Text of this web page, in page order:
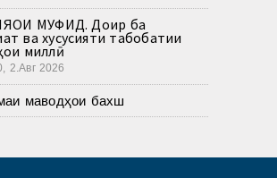
МУФИД. Доир ба
ва хусусияти табобатии
миллӣ
2.Авг 2026
маводҳои бахш